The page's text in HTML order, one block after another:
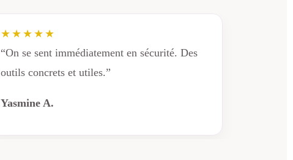
★★★★★
“On se sent immédiatement en sécurité. Des
outils concrets et utiles.”
Yasmine A.